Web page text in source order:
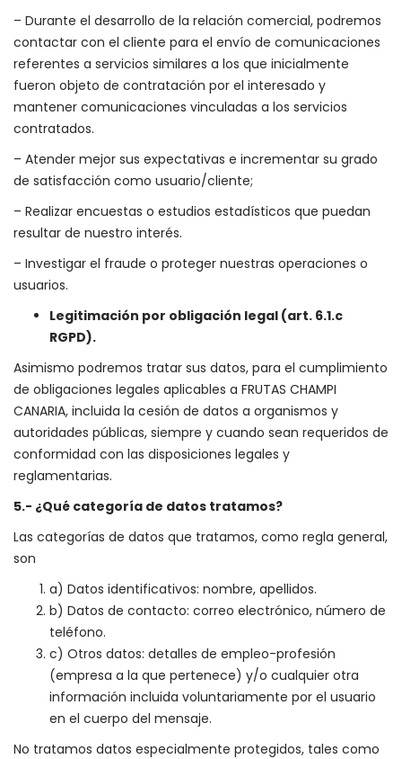
– Durante el desarrollo de la relación comercial, podremos
contactar con el cliente para el envío de comunicaciones
referentes a servicios similares a los que inicialmente
fueron objeto de contratación por el interesado y
mantener comunicaciones vinculadas a los servicios
contratados.
– Atender mejor sus expectativas e incrementar su grado
de satisfacción como usuario/cliente;
– Realizar encuestas o estudios estadísticos que puedan
resultar de nuestro interés.
– Investigar el fraude o proteger nuestras operaciones o
usuarios.
Legitimación por obligación legal (art. 6.1.c
RGPD).
Asimismo podremos tratar sus datos, para el cumplimiento
de obligaciones legales aplicables a FRUTAS CHAMPI
CANARIA, incluida la cesión de datos a organismos y
autoridades públicas, siempre y cuando sean requeridos de
conformidad con las disposiciones legales y
reglamentarias.
5.- ¿Qué categoría de datos tratamos?
Las categorías de datos que tratamos, como regla general,
son
a) Datos identificativos: nombre, apellidos.
b) Datos de contacto: correo electrónico, número de
teléfono.
c) Otros datos: detalles de empleo-profesión
(empresa a la que pertenece) y/o cualquier otra
información incluida voluntariamente por el usuario
en el cuerpo del mensaje.
No tratamos datos especialmente protegidos, tales como